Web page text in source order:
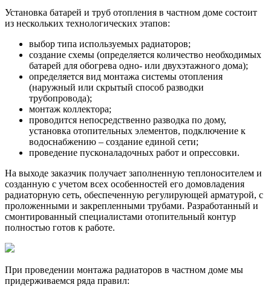
Установка батарей и труб отопления в частном доме состоит
из нескольких технологических этапов:
выбор типа используемых радиаторов;
создание схемы (определяется количество необходимых
батарей для обогрева одно- или двухэтажного дома);
определяется вид монтажа системы отопления
(наружный или скрытый способ разводки
трубопровода);
монтаж коллектора;
проводится непосредственно разводка по дому,
установка отопительных элементов, подключение к
водоснабжению – создание единой сети;
проведение пусконаладочных работ и опрессовки.
На выходе заказчик получает заполненную теплоносителем и
созданную с учетом всех особенностей его домовладения
радиаторную сеть, обеспеченную регулирующей арматурой, с
проложенными и закрепленными трубами. Разработанный и
смонтированный специалистами отопительный контур
полностью готов к работе.
При проведении монтажа радиаторов в частном доме мы
придерживаемся ряда правил: